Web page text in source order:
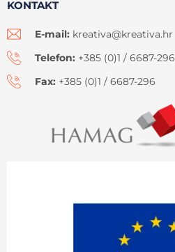
KONTAKT
E-mail: kreativa@kreativa.hr
Telefon: +385 (0)1 / 6687-296
Fax: +385 (0)1 / 6687-296